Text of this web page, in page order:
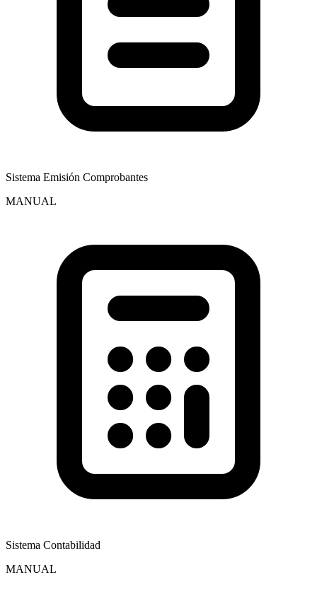
Sistema Emisión Comprobantes
MANUAL
Sistema Contabilidad
MANUAL